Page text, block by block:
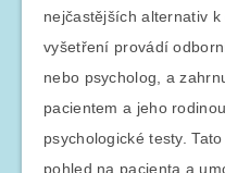
nejčastějších alternativ
vyšetření provádí
nebo psycholog, a
pacientem a jeho
psychologické testy.
pohled na pacienta a